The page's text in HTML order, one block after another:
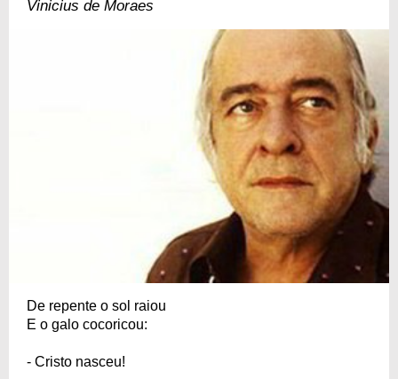
Vinicius de Moraes
De repente o sol raiou
E o galo cocoricou:
- Cristo nasceu!